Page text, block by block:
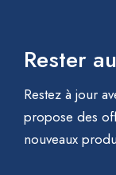
Rester
Restez à jour
propose des
nouveaux